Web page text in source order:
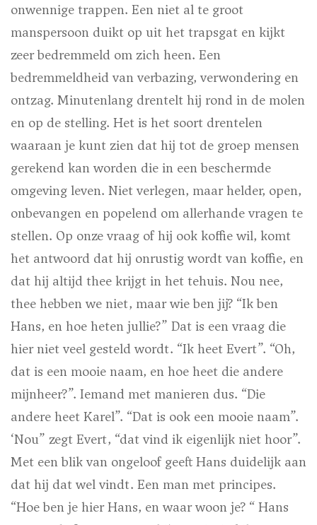
onwennige trappen. Een niet al te groot
manspersoon duikt op uit het trapsgat en kijkt
zeer bedremmeld om zich heen. Een
bedremmeldheid van verbazing, verwondering en
ontzag. Minutenlang drentelt hij rond in de molen
en op de stelling. Het is het soort drentelen
waaraan je kunt zien dat hij tot de groep mensen
gerekend kan worden die in een beschermde
omgeving leven. Niet verlegen, maar helder, open,
onbevangen en popelend om allerhande vragen te
stellen. Op onze vraag of hij ook koffie wil, komt
het antwoord dat hij onrustig wordt van koffie, en
dat hij altijd thee krijgt in het tehuis. Nou nee,
thee hebben we niet, maar wie ben jij? “Ik ben
Hans, en hoe heten jullie?” Dat is een vraag die
hier niet veel gesteld wordt. “Ik heet Evert”. “Oh,
dat is een mooie naam, en hoe heet die andere
mijnheer?”. Iemand met manieren dus. “Die
andere heet Karel”. “Dat is ook een mooie naam”.
‘Nou” zegt Evert, “dat vind ik eigenlijk niet hoor”.
Met een blik van ongeloof geeft Hans duidelijk aan
dat hij dat wel vindt. Een man met principes.
“Hoe ben je hier Hans, en waar woon je? “ Hans